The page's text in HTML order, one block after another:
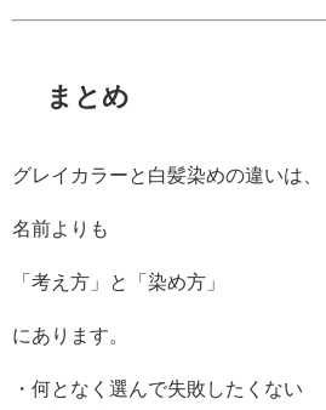
まとめ
グレイカラーと白髪染めの違いは、
名前よりも
「考え方」と「染め方」
にあります。
・何となく選んで失敗したくない